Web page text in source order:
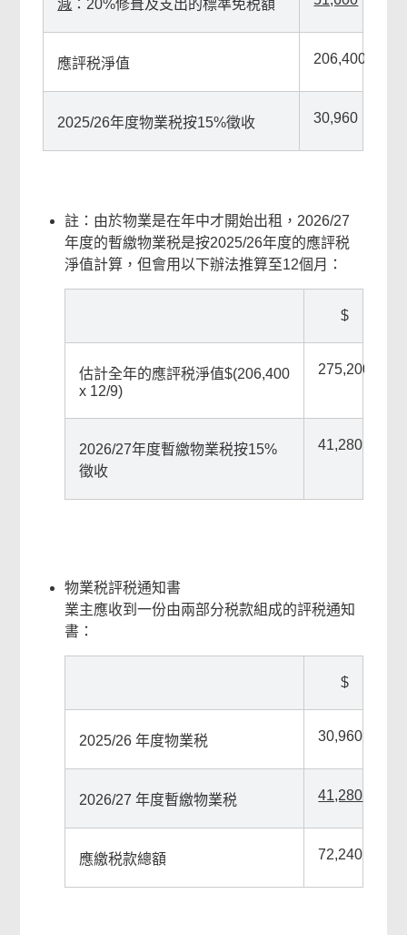
減 ：20%修葺及支出的標準免税額
應評税淨值 206,400
2025/26年度物業税按15%徵收 30,960
註：由於物業是在年中才開始出租，2026/27
年度的暫繳物業税是按2025/26年度的應評税
淨值計算，但會用以下辦法推算至12個月：
$
估計全年的應評税淨值$(206,400
x 12/9)
275,200
2026/27年度暫繳物業税按15%
徵收
41,280
物業税評税通知書
業主應收到一份由兩部分税款組成的評税通知
書：
$
2025/26 年度物業税 30,960
2026/27 年度暫繳物業税 41,280
應繳税款總額 72,240